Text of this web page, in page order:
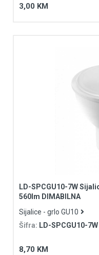
3,00 KM
LD-SPCGU10-7W
560lm DIMABILNA
Sijalice - grlo GU10
Šifra: LD-SPCGU10-7W
8,70 KM